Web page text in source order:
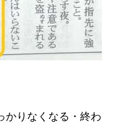
かりなくなる・終わ